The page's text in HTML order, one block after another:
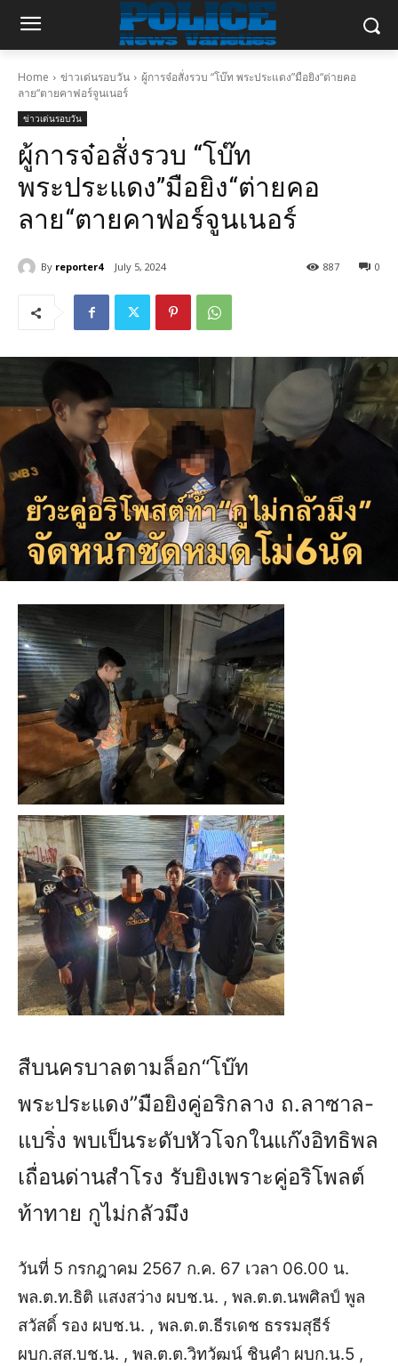
Home ข่าวเด่นรอบวัน
ผู้การจ๋อสั่งรวบ “โบ๊ท พระประแดง”มือยิง“ต่ายคอ
ลาย“ตายคาฟอร์จูนเนอร์
ข่าวเด่นรอบวัน
ผู้การจ๋อสั่งรวบ “โบ๊ท
พระประแดง”มือยิง“ต่ายคอ
ลาย“ตายคาฟอร์จูนเนอร์
By reporter4 July 5, 2024 0
887
สืบนครบาลตามล็อก“โบ๊ท
พระประแดง”มือยิงคู่อริกลาง ถ.ลาซาล-
แบริ่ง พบเป็นระดับหัวโจกในแก๊งอิทธิพล
เถื่อนด่านสำโรง รับยิงเพราะคู่อริโพลต์
ท้าทาย กูไม่กลัวมึง
วันที่ 5 กรกฎาคม 2567 ก.ค. 67 เวลา 06.00 น.
พล.ต.ท.ธิติ แสงสว่าง ผบช.น. , พล.ต.ต.นพศิลป์ พูล
สวัสดิ์ รอง ผบช.น. , พล.ต.ต.ธีรเดช ธรรมสุธีร์
ผบก.สส.บช.น. , พล.ต.ต.วิทวัฒน์ ชินคำ ผบก.น.5 ,